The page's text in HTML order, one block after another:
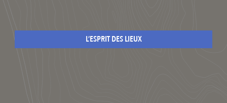
L’ESPRIT DES LIEUX